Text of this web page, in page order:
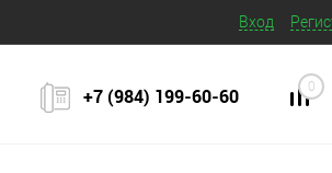
Вход
+7 (984) 199‒60‒60 0